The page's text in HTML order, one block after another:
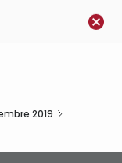
2019